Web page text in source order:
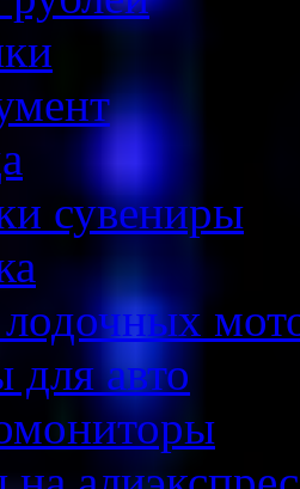
сувениры
для авто